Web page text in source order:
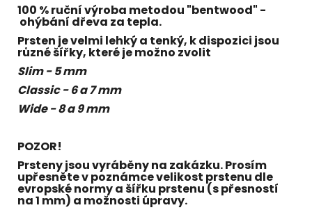
100 % ruční výroba metodou "bentwood" -
ohýbání dřeva za tepla.
Prsten je velmi lehký a tenký, k dispozici jsou
různé šířky, které je možno zvolit
Slim - 5 mm
Classic - 6 a 7 mm
Wide - 8 a 9 mm
POZOR!
Prsteny jsou vyráběny na zakázku. Prosím
upřesněte v poznámce velikost prstenu dle
evropské normy a šířku prstenu (s přesností
na 1 mm) a možnosti úpravy.